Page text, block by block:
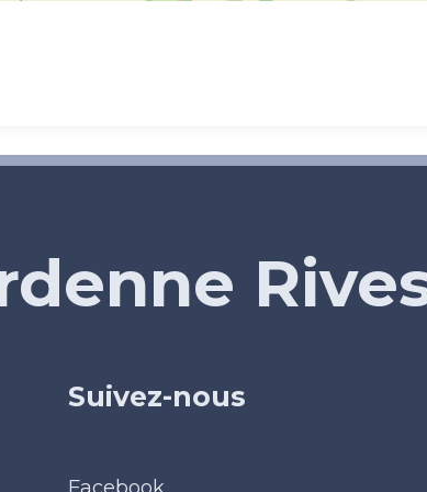
Suivez-nous